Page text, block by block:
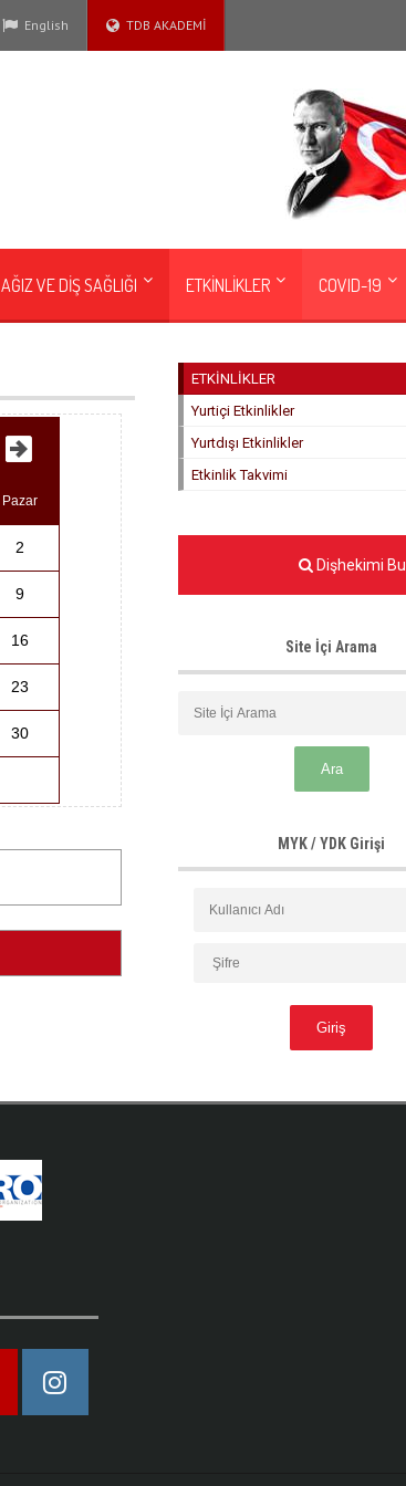
English TDB AKADEMİ
AĞIZ VE DİŞ SAĞLIĞI ETKİNLİKLER COVID-19
Pazar
2
9
16
23
30
ETKİNLİKLER
Yurtiçi Etkinlikler
Yurtdışı Etkinlikler
Etkinlik Takvimi
Dişhekimi Bul
Site İçi Arama
MYK / YDK Girişi
Instagram